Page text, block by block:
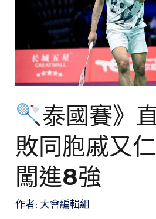
泰國賽》
敗同胞戚又
闖進8強
作者: 大會編輯組
二
敗
同
戚
又
仁
天